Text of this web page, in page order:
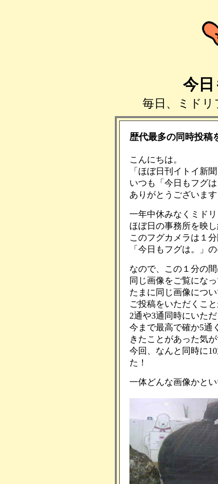
今
毎日、ミド
歴代最多の同時投稿
こんにちは。
「ほぼ日刊イトイ新
いつも「今日もフグ
ありがとうございま
一年中休みなくミド
ほぼ日の事務所を映
このフグカメラは１
「今日もフグは。」
なので、この１分の
同じ画像をご覧にな
たまに同じ画像につ
ご投稿をいただくこ
2通や3通同時にいた
今まで最高で確か5通
きたことがあった気
今回、なんと同時に
た！
一体どんな画像かと